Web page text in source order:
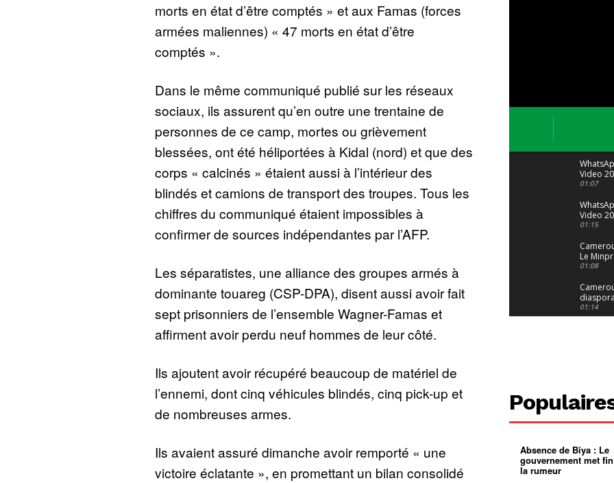
morts en état d’être comptés » et aux Famas (forces
armées maliennes) « 47 morts en état d’être
comptés ».
Dans le même communiqué publié sur les réseaux
sociaux, ils assurent qu’en outre une trentaine de
personnes de ce camp, mortes ou grièvement
blessées, ont été héliportées à Kidal (nord) et que des
corps « calcinés » étaient aussi à l’intérieur des
blindés et camions de transport des troupes. Tous les
chiffres du communiqué étaient impossibles à
confirmer de sources indépendantes par l’AFP.
Les séparatistes, une alliance des groupes armés à
dominante touareg (CSP-DPA), disent aussi avoir fait
sept prisonniers de l’ensemble Wagner-Famas et
affirment avoir perdu neuf hommes de leur côté.
Ils ajoutent avoir récupéré beaucoup de matériel de
l’ennemi, dont cinq véhicules blindés, cinq pick-up et
de nombreuses armes.
Ils avaient assuré dimanche avoir remporté « une
victoire éclatante », en promettant un bilan consolidé
Video
04 at 15
01:07
Video
29 at 12
01:15
Le
alerte
jeunes
01:08
diaspora
suivra-t-
l’appel
01:14
400 000
pasteur
L’État
d’or
Croyance
Absence de Biya : Le
gouvernement met
la rumeur